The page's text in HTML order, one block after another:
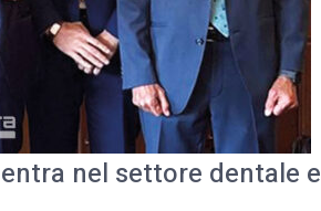
nel settore dentale e